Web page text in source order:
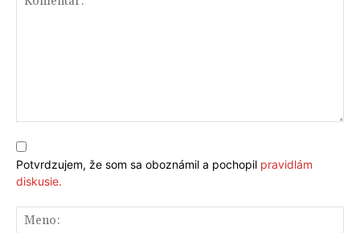
Potvrdzujem, že som sa oboznámil a pochopil pravidlám
diskusie.